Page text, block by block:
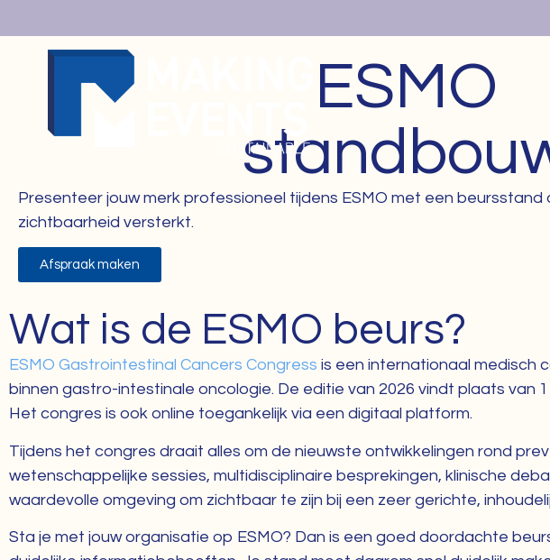
ESMO
Presenteer jouw merk professioneel tijdens ESMO met een beursstand
zichtbaarheid versterkt.
Afspraak maken
Wat is de ESMO beurs?
ESMO Gastrointestinal Cancers Congress is een internationaal medisch
binnen gastro-intestinale oncologie. De editie van 2026 vindt plaats van
Het congres is ook online toegankelijk via een digitaal platform.
Tijdens het congres draait alles om de nieuwste ontwikkelingen rond
wetenschappelijke sessies, multidisciplinaire besprekingen, klinische
waardevolle omgeving om zichtbaar te zijn bij een zeer gerichte,
Sta je met jouw organisatie op ESMO? Dan is een goed doordachte